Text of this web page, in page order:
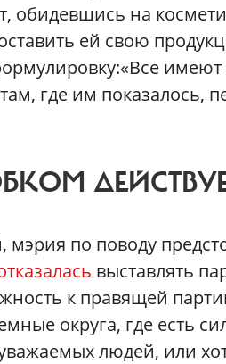
обидевшись на
ей свою
имеют
где им показалось,
по поводу
выставлять
к правящей
округа, где есть
людей, или